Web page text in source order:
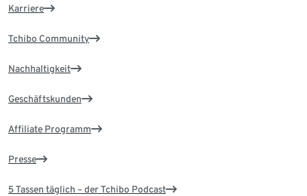
Karriere
Tchibo Community
Nachhaltigkeit
Geschäftskunden
Affiliate Programm
Presse
5 Tassen täglich – der Tchibo Podcast